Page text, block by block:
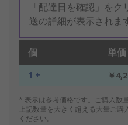
「配達日を確認」を
送の詳細が表示されま
個 単価
1 + ￥
* 表示は参考価格です。ご購入数
上記数量を大きく超える大量ご購
ください。